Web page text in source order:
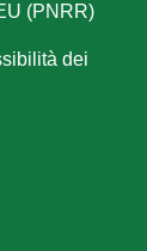
(PNRR)
dei